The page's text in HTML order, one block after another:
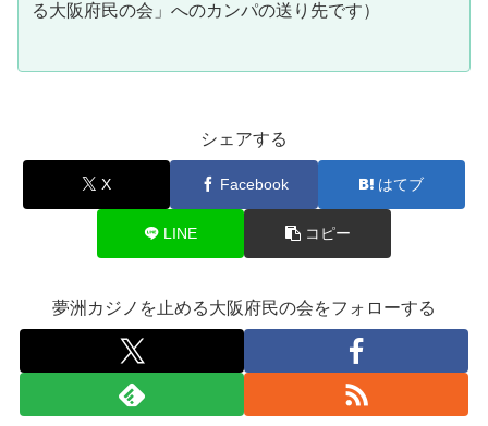
る大阪府民の会」へのカンパの送り先です）
シェアする
X Facebook はてブ
LINE コピー
夢洲カジノを止める大阪府民の会をフォローする